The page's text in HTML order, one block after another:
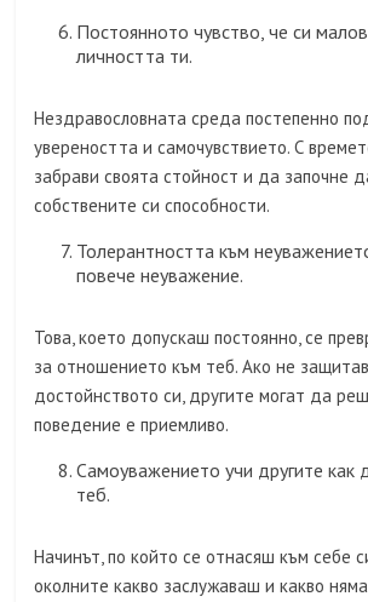
Постоянното чувство, че си
личността ти.
Нездравословната среда постепенно
увереността и самочувствието. С
забрави своята стойност и да започне
собствените си способности.
Толерантността към
повече неуважение.
Това, което допускаш постоянно, се
за отношението към теб. Ако не
достойнството си, другите могат да
поведение е приемливо.
Самоуважението учи другите как
теб.
Начинът, по който се отнасяш към себе
околните какво заслужаваш и какво